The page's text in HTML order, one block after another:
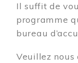
Il suffit de
programme
bureau
Veuillez nous